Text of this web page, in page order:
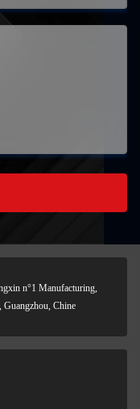
n°1 Manufacturing,
Chine